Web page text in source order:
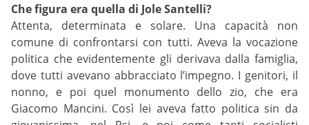
Che figura era quella di Jole Santelli?
Attenta, determinata e solare. Una capacità non
comune di confrontarsi con tutti. Aveva la vocazione
politica che evidentemente gli derivava dalla famiglia,
dove tutti avevano abbracciato l’impegno. I genitori, il
nonno, e poi quel monumento dello zio, che era
Giacomo Mancini. Così lei aveva fatto politica sin da